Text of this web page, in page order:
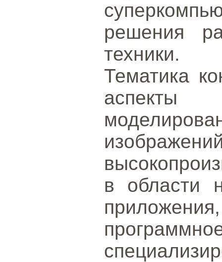
решения
техники.
Тематика
в области